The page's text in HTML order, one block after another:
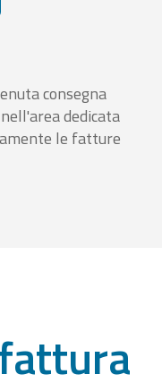
consegna
dedicata
le fatture